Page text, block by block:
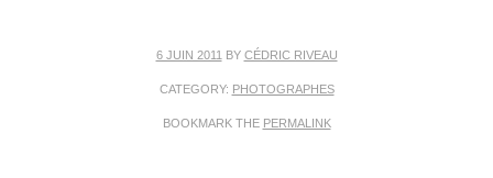
6 JUIN 2011 BY CÉDRIC RIVEAU
CATEGORY: PHOTOGRAPHES
BOOKMARK THE PERMALINK